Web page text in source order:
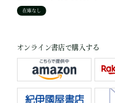
在庫なし
オンライン書店で購入する